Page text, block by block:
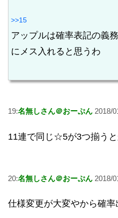
>>15
アップルは確率表記の義
にメス入れると思うわ
19:名無しさん＠おーぷん 2018/
11連で同じ☆5が3つ揃う
20:名無しさん＠おーぷん 2018/
仕様変更が大変やから確